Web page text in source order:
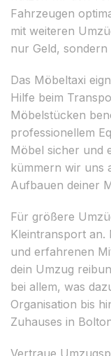
Fahrzeugen
mit weiteren
nur Geld,
Das Möbeltaxi
Hilfe beim
Möbelstücken
professionellem
Möbel sicher und
kümmern wir uns
Aufbauen deiner
Für größere
Kleintransport an.
und erfahrenen
dein Umzug
bei allem, was
Organisation bis
Zuhauses in
Vertraue